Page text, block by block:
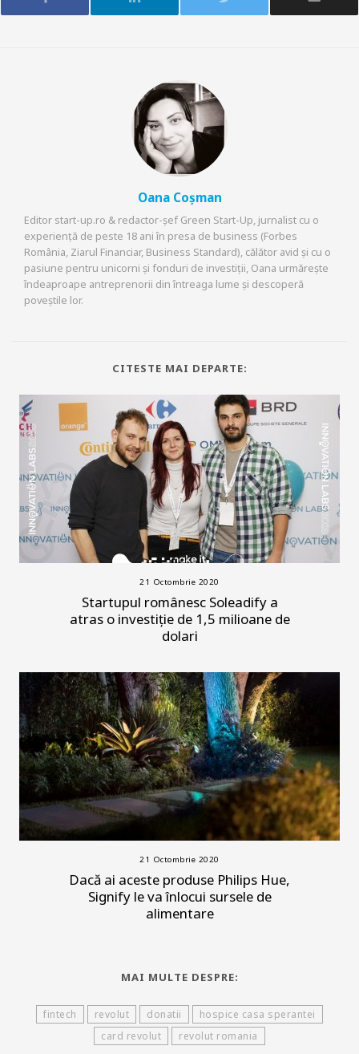
Oana Coșman
Editor start-up.ro & redactor-șef Green Start-Up, jurnalist cu o
experiență de peste 18 ani în presa de business (Forbes
România, Ziarul Financiar, Business Standard), călător avid și cu o
pasiune pentru unicorni și fonduri de investiții, Oana urmărește
îndeaproape antreprenorii din întreaga lume și descoperă
poveștile lor.
CITESTE MAI DEPARTE:
21 Octombrie 2020
Startupul românesc Soleadify a
atras o investiție de 1,5 milioane de
dolari
21 Octombrie 2020
Dacă ai aceste produse Philips Hue,
Signify le va înlocui sursele de
alimentare
MAI MULTE DESPRE:
fintech revolut donatii
hospice casa sperantei
card revolut
revolut romania